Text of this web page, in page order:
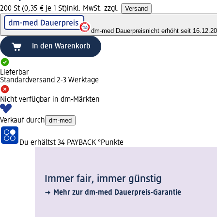
200 St (0,35 € je 1 St)inkl. MwSt. zzgl. Versand
dm-med Dauerpreisnicht erhöht seit
In den Warenkorb
Lieferbar
Standardversand 2-3 Werktage
Nicht verfügbar in dm-Märkten
Verkauf durch dm-med
Du erhältst 34 PAYBACK °Punkte
Immer fair,­ immer günstig
Mehr zur dm-med Dauerpreis-Garantie